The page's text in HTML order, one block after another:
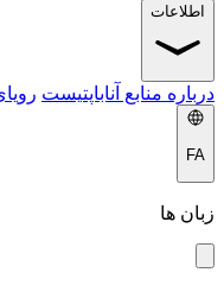
اطلاعات
درباره منابع آناباپتیست
FA
زبان ها